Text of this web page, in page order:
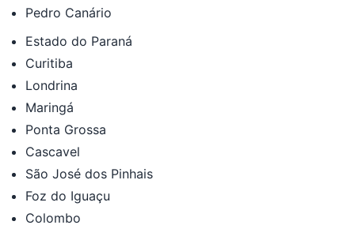
Pedro Canário
Estado do Paraná
Curitiba
Londrina
Maringá
Ponta Grossa
Cascavel
São José dos Pinhais
Foz do Iguaçu
Colombo